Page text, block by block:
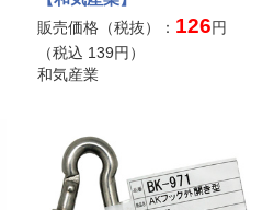
販売価格（税抜）： 126円
（税込 139円）
和気産業